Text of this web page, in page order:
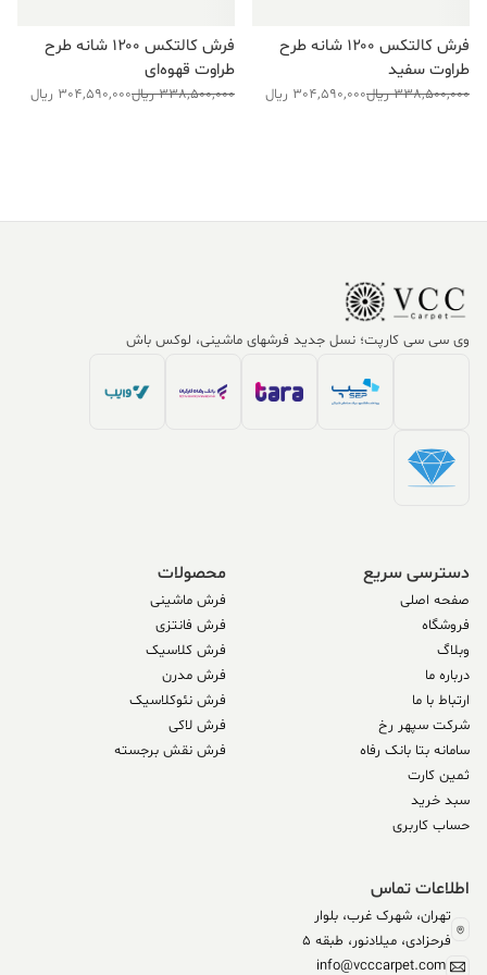
فرش کالتکس ۱۲۰۰ شانه طرح
طراوت سفید
338,500,000 ریال
قیمت
304,590,000 ریال
قیمت
فرش کالتکس ۱۲۰۰ شانه طرح
طراوت قهوه‌ای
338,500,000 ریال
قیمت
304,590,000 ریال
قیمت
وی سی سی کارپت؛ نسل جدید فرشهای ماشینی، لوکس باش
دسترسی سریع
صفحه اصلی
فروشگاه
وبلاگ
درباره ما
ارتباط با ما
شرکت سپهر رخ
سامانه بتا بانک رفاه
ثمین کارت
سبد خرید
حساب کاربری
محصولات
فرش ماشینی
فرش فانتزی
فرش کلاسیک
فرش مدرن
فرش نئوکلاسیک
فرش لاکی
فرش نقش برجسته
اطلاعات تماس
تهران، شهرک غرب، بلوار
فرحزادی، میلادنور، طبقه 5
info@vcccarpet.com